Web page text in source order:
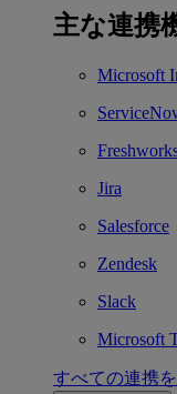
主な連携
Microsoft
Jira
Salesforce
Zendesk
Slack
Microsoft
すべての連携